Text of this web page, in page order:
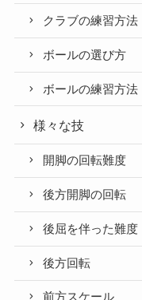
クラブの練習方法
ボールの選び方
ボールの練習方法
様々な技
開脚の回転難度
後方開脚の回転
後屈を伴った難度
後方回転
前方スケール